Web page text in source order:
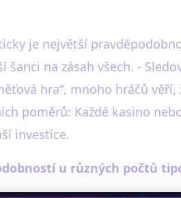
je největší
na zásah všech. -
hra“, mnoho hráčů
poměrů: Každé kasino
investice.
u různých počtů